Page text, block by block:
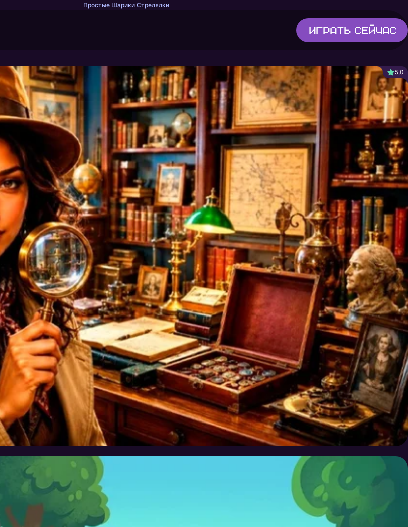
Простые Шарики Стрелялки
Играть сейчас
5,0